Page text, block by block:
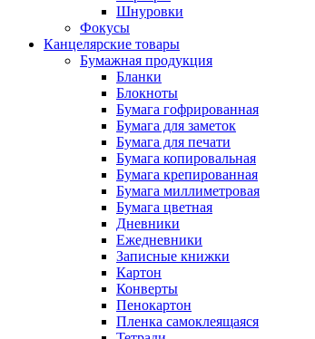
Шнуровки
Фокусы
Канцелярские товары
Бумажная продукция
Бланки
Блокноты
Бумага гофрированная
Бумага для заметок
Бумага для печати
Бумага копировальная
Бумага крепированная
Бумага миллиметровая
Бумага цветная
Дневники
Ежедневники
Записные книжки
Картон
Конверты
Пенокартон
Пленка самоклеящаяся